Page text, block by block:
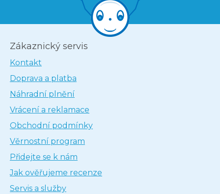
Zákaznický servis
Kontakt
Doprava a platba
Náhradní plnění
Vrácení a reklamace
Obchodní podmínky
Věrnostní program
Přidejte se k nám
Jak ověřujeme recenze
Servis a služby